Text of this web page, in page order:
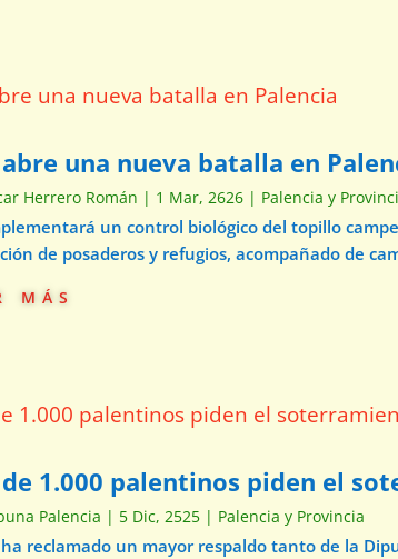
una nueva batalla en
Herrero Román | 1 Mar, 2626 | Palencia y
un control biológico del topillo
de posaderos y refugios, acompañado de
más
de 1.000 palentinos piden el
Palencia | 5 Dic, 2525 | Palencia y Provincia
ha reclamado un mayor respaldo tanto de la